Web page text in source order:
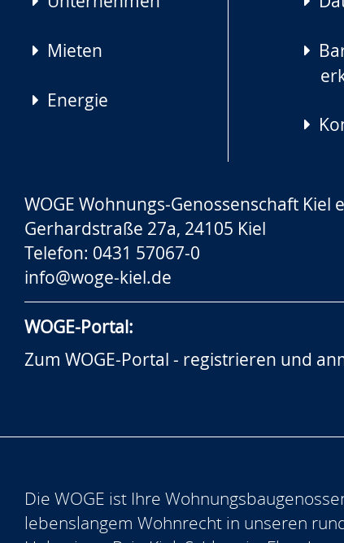
Mieten
Energie
WOGE Wohnungs-Genossenschaft Kiel
Gerhardstraße 27a, 24105 Kiel
Telefon: 0431 57067-0
info@woge-kiel.de
WOGE-Portal:
Zum WOGE-Portal - registrieren und
Die WOGE ist Ihre
lebenslangem Wohnrecht in unseren